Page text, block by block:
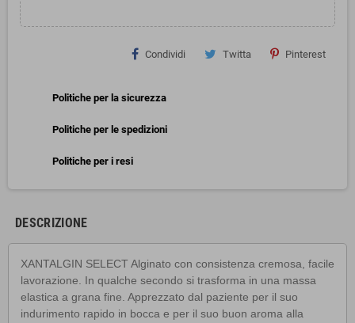
Condividi Twitta Pinterest
Politiche per la sicurezza
Politiche per le spedizioni
Politiche per i resi
DESCRIZIONE
XANTALGIN SELECT Alginato con consistenza cremosa, facile
lavorazione. In qualche secondo si trasforma in una massa
elastica a grana fine. Apprezzato dal paziente per il suo
indurimento rapido in bocca e per il suo buon aroma alla